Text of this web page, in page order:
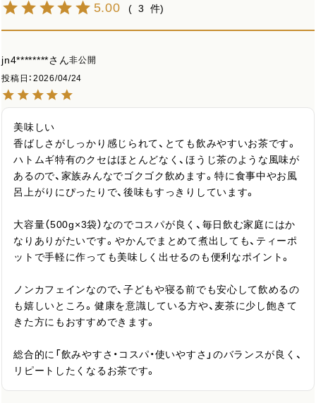
5.00 3
jn4********
非公開
投稿日
2026/04/24
美味しい
香ばしさがしっかり感じられて、とても飲みやすいお茶です。
ハトムギ特有のクセはほとんどなく、ほうじ茶のような風味が
あるので、家族みんなでゴクゴク飲めます。特に食事中やお風
呂上がりにぴったりで、後味もすっきりしています。
大容量（500g×3袋）なのでコスパが良く、毎日飲む家庭にはか
なりありがたいです。やかんでまとめて煮出しても、ティーポ
ットで手軽に作っても美味しく出せるのも便利なポイント。
ノンカフェインなので、子どもや寝る前でも安心して飲めるの
も嬉しいところ。健康を意識している方や、麦茶に少し飽きて
きた方にもおすすめできます。
総合的に「飲みやすさ・コスパ・使いやすさ」のバランスが良く、
リピートしたくなるお茶です。